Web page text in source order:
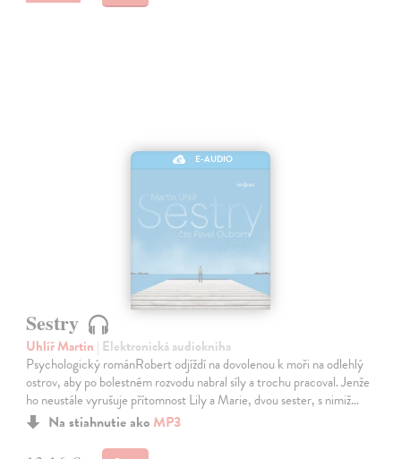
E-AUDIO
Sestry
Uhlíř Martin | Elektronická audiokniha
Psychologický románRobert odjíždí na dovolenou k moři na odlehlý
ostrov, aby po bolestném rozvodu nabral síly a trochu pracoval. Jenže
ho neustále vyrušuje přítomnost Lily a Marie, dvou sester, s nimiž…
Na stiahnutie ako MP3